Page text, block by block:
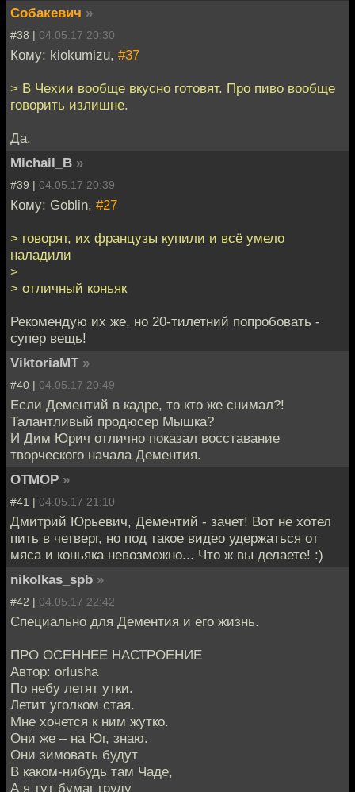
Собакевич »
#38 | 04.05.17 20:30
Кому: kiokumizu, #37
> В Чехии вообще вкусно готовят. Про пиво вообще
говорить излишне.
Да.
Michail_B »
#39 | 04.05.17 20:39
Кому: Goblin, #27
> говорят, их французы купили и всё умело
наладили
>
> отличный коньяк
Рекомендую их же, но 20-тилетний попробовать -
супер вещь!
ViktoriaMT »
#40 | 04.05.17 20:49
Если Дементий в кадре, то кто же снимал?!
Талантливый продюсер Мышка?
И Дим Юрич отлично показал восставание
творческого начала Дементия.
OTMOP »
#41 | 04.05.17 21:10
Дмитрий Юрьевич, Дементий - зачет! Вот не хотел
пить в четверг, но под такое видео удержаться от
мяса и коньяка невозможно... Что ж вы делаете! :)
nikolkas_spb »
#42 | 04.05.17 22:42
Специально для Дементия и его жизнь.
ПРО ОСЕННЕЕ НАСТРОЕНИЕ
Автор: orlusha
По небу летят утки.
Летит уголком стая.
Мне хочется к ним жутко.
Они же – на Юг, знаю.
Они зимовать будут
В каком-нибудь там Чаде,
А я тут бумаг груду